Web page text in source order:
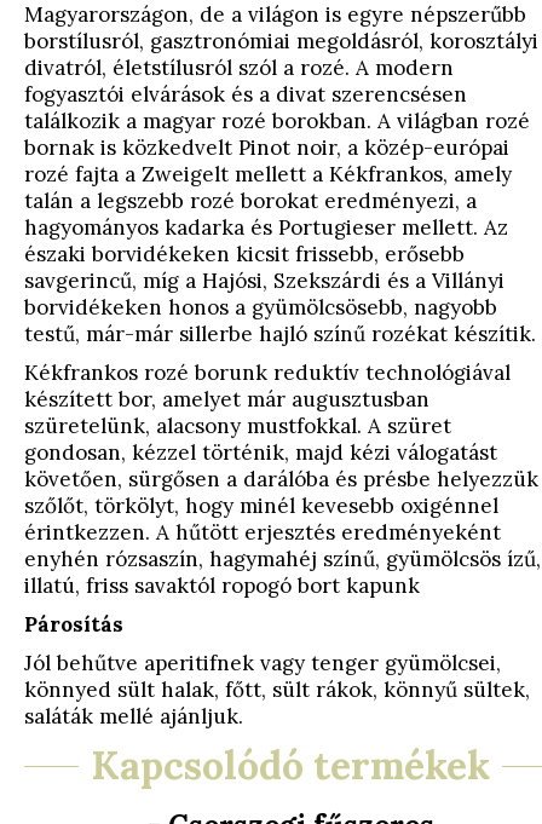
Magyarországon, de a világon is egyre népszerűbb
borstílusról, gasztronómiai megoldásról, korosztályi
divatról, életstílusról szól a rozé. A modern
fogyasztói elvárások és a divat szerencsésen
találkozik a magyar rozé borokban. A világban rozé
bornak is közkedvelt Pinot noir, a közép-európai
rozé fajta a Zweigelt mellett a Kékfrankos, amely
talán a legszebb rozé borokat eredményezi, a
hagyományos kadarka és Portugieser mellett. Az
északi borvidékeken kicsit frissebb, erősebb
savgerincű, míg a Hajósi, Szekszárdi és a Villányi
borvidékeken honos a gyümölcsösebb, nagyobb
testű, már-már sillerbe hajló színű rozékat készítik.
Kékfrankos rozé borunk reduktív technológiával
készített bor, amelyet már augusztusban
szüretelünk, alacsony mustfokkal. A szüret
gondosan, kézzel történik, majd kézi válogatást
követően, sürgősen a darálóba és présbe helyezzük
szőlőt, törkölyt, hogy minél kevesebb oxigénnel
érintkezzen. A hűtött erjesztés eredményeként
enyhén rózsaszín, hagymahéj színű, gyümölcsös ízű,
illatú, friss savaktól ropogó bort kapunk
Párosítás
Jól behűtve aperitifnek vagy tenger gyümölcsei,
könnyed sült halak, főtt, sült rákok, könnyű sültek,
saláták mellé ajánljuk.
Kapcsolódó termékek